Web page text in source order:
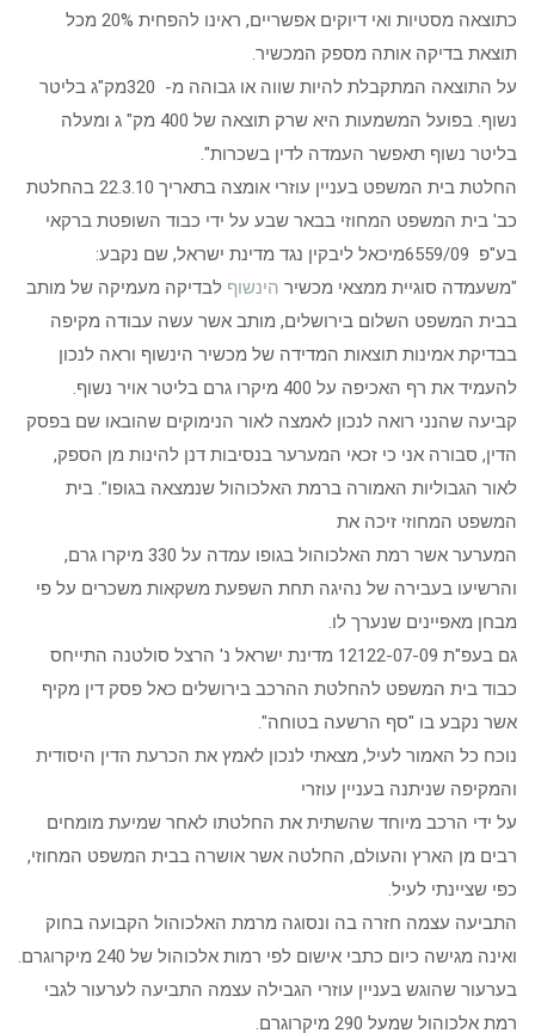
כתוצאה מסטיות ואי דיוקים אפשריים, ראינו להפחית 20% מכל
תוצאת בדיקה אותה מספק המכשיר.
על התוצאה המתקבלת להיות שווה או גבוהה מ- 320מק"ג בליטר
נשוף. בפועל המשמעות היא שרק תוצאה של 400 מק" ג ומעלה
בליטר נשוף תאפשר העמדה לדין בשכרות".
החלטת בית המשפט בעניין עוזרי אומצה בתאריך 22.3.10 בהחלטת
כב' בית המשפט המחוזי בבאר שבע על ידי כבוד השופטת ברקאי
בע"פ 6559/09מיכאל ליבקין נגד מדינת ישראל, שם נקבע:
"משעמדה סוגיית ממצאי מכשיר הינשוף לבדיקה מעמיקה של מותב
בבית המשפט השלום בירושלים, מותב אשר עשה עבודה מקיפה
בבדיקת אמינות תוצאות המדידה של מכשיר הינשוף וראה לנכון
להעמיד את רף האכיפה על 400 מיקרו גרם בליטר אויר נשוף.
קביעה שהנני רואה לנכון לאמצה לאור הנימוקים שהובאו שם בפסק
הדין, סבורה אני כי זכאי המערער בנסיבות דנן להינות מן הספק,
לאור הגבוליות האמורה ברמת האלכוהול שנמצאה בגופו". בית
המשפט המחוזי זיכה את
המערער אשר רמת האלכוהול בגופו עמדה על 330 מיקרו גרם,
והרשיעו בעבירה של נהיגה תחת השפעת משקאות משכרים על פי
מבחן מאפיינים שנערך לו.
גם בעפ"ת 12122-07-09 מדינת ישראל נ' הרצל סולטנה התייחס
כבוד בית המשפט להחלטת ההרכב בירושלים כאל פסק דין מקיף
אשר נקבע בו "סף הרשעה בטוחה".
נוכח כל האמור לעיל, מצאתי לנכון לאמץ את הכרעת הדין היסודית
והמקיפה שניתנה בעניין עוזרי
על ידי הרכב מיוחד שהשתית את החלטתו לאחר שמיעת מומחים
רבים מן הארץ והעולם, החלטה אשר אושרה בבית המשפט המחוזי,
כפי שציינתי לעיל.
התביעה עצמה חזרה בה ונסוגה מרמת האלכוהול הקבועה בחוק
ואינה מגישה כיום כתבי אישום לפי רמות אלכוהול של 240 מיקרוגרם.
בערעור שהוגש בעניין עוזרי הגבילה עצמה התביעה לערעור לגבי
רמת אלכוהול שמעל 290 מיקרוגרם.